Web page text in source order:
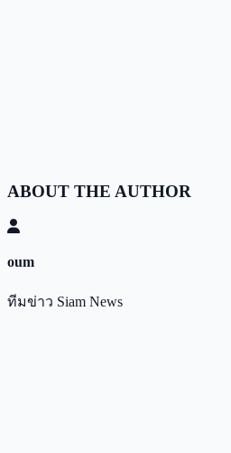
ABOUT THE AUTHOR
oum
ทีมข่าว Siam News